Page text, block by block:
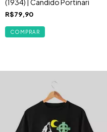
(1934) | Candido Portinari
R$79,90
COMPRAR